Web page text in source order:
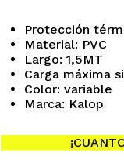
Protección
Material: PVC
Largo: 1,5MT
Carga máxima
Color: variable
Marca: Kalop